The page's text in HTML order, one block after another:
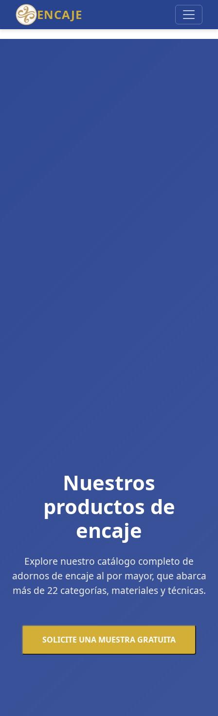
ENCAJE
Nuestros
productos de
encaje
Explore nuestro catálogo completo de
adornos de encaje al por mayor, que abarca
más de 22 categorías, materiales y técnicas.
SOLICITE UNA MUESTRA GRATUITA